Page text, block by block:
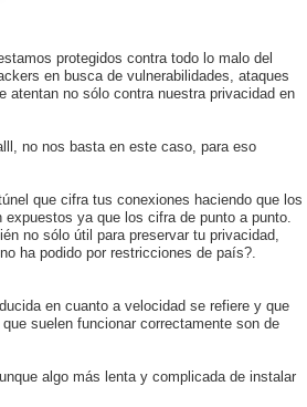
protegidos contra todo lo malo del
en busca de vulnerabilidades, ataques
no sólo contra nuestra privacidad en
no nos basta en este caso, para eso
que cifra tus conexiones haciendo que los
expuestos ya que los cifra de punto a punto.
no sólo útil para preservar tu privacidad,
ha podido por restricciones de país?.
en cuanto a velocidad se refiere y que
suelen funcionar correctamente son de
algo más lenta y complicada de instalar